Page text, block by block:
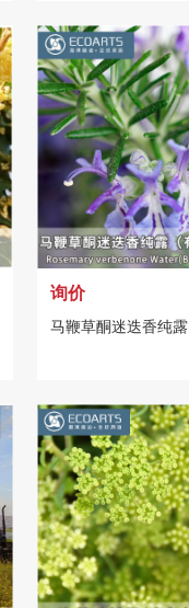
询价
马鞭草酮迷迭香纯露